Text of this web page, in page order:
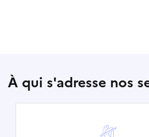
À qui s'adresse nos